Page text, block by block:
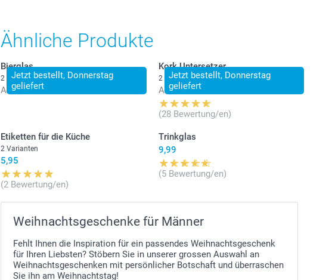
Ähnliche Produkte
Jetzt bestellt, Donnerstag
geliefert
Bierglas
2 Varianten
Ab 19,95
Jetzt bestellt, Donnerstag
geliefert
Kork Untersetzer
2 Varianten
Ab 29,95
(28 Bewertung/en)
Etiketten für die Küche
2 Varianten
5,95
(2 Bewertung/en)
Trinkglas
9,99
(5 Bewertung/en)
Weihnachtsgeschenke für Männer
Fehlt Ihnen die Inspiration für ein passendes Weihnachtsgeschenk
für Ihren Liebsten? Stöbern Sie in unserer grossen Auswahl an
Weihnachtsgeschenken mit persönlicher Botschaft und überraschen
Sie ihn am Weihnachtstag!